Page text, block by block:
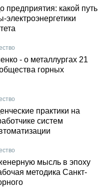
предприятия: какой путь
электроэнергетики
- о металлургах 21
горных
практики на
систем
мысль в эпоху
методика Санкт-